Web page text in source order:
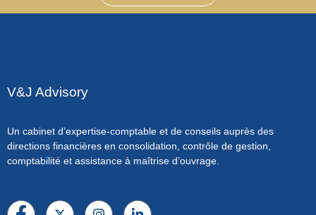
V&J Advisory
Un cabinet d’expertise-comptable et de conseils auprès des
directions financières en consolidation, contrôle de gestion,
comptabilité et assistance à maîtrise d’ouvrage.